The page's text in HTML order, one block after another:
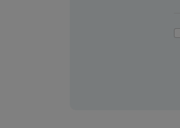
¡No te quedes sin
Haz tu reserva ahora